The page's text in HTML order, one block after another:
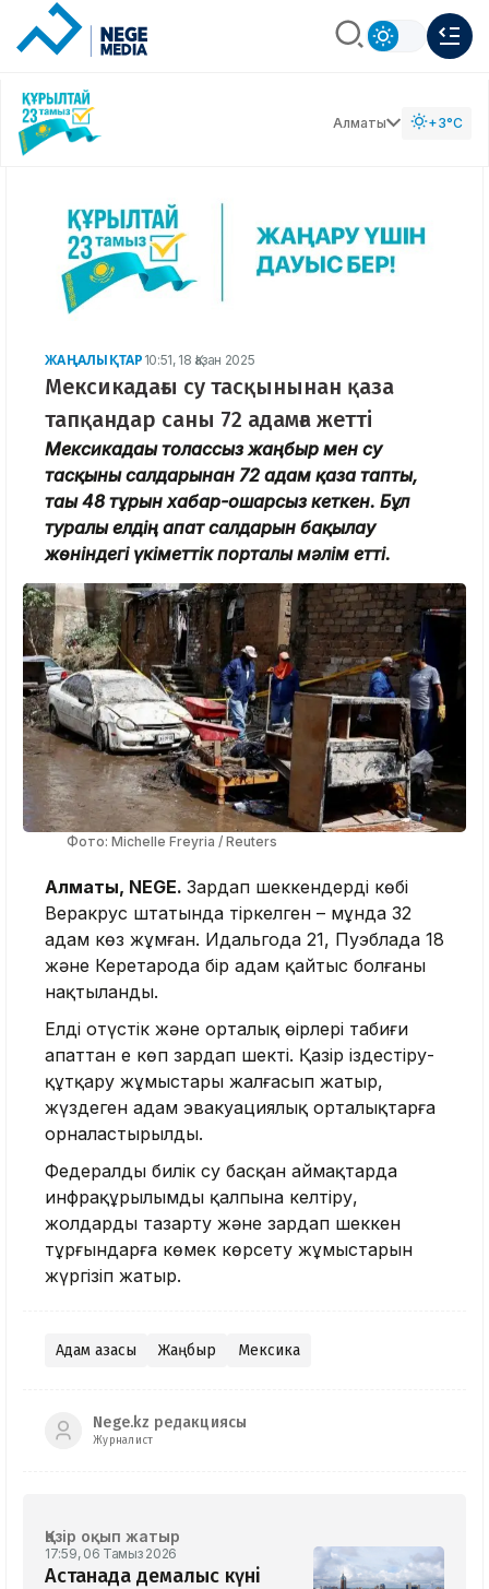
Алматы +3°C
ЖАҢАЛЫҚТАР 10:51, 18 Қазан 2025
Мексикадағы су тасқынынан қаза
тапқандар саны 72 адамға жетті
Мексикадағы толассыз жаңбыр мен су
тасқыны салдарынан 72 адам қаза тапты,
тағы 48 тұрғын хабар-ошарсыз кеткен. Бұл
туралы елдің апат салдарын бақылау
жөніндегі үкіметтік порталы мәлім етті.
Фото: Michelle Freyria / Reuters
Алматы, NEGE. Зардап шеккендердің көбі
Веракрус штатында тіркелген – мұнда 32
адам көз жұмған. Идальгода 21, Пуэблада 18
және Керетарода бір адам қайтыс болғаны
нақтыланды.
Елдің оңтүстік және орталық өңірлері табиғи
апаттан ең көп зардап шекті. Қазір іздестіру-
құтқару жұмыстары жалғасып жатыр,
жүздеген адам эвакуациялық орталықтарға
орналастырылды.
Федералды билік су басқан аймақтарда
инфрақұрылымды қалпына келтіру,
жолдарды тазарту және зардап шеккен
тұрғындарға көмек көрсету жұмыстарын
жүргізіп жатыр.
Адам қазасы Жаңбыр Мексика
Nege.kz редакциясы
Журналист
Қазір оқып жатыр
17:59, 06 Тамыз 2026
Астанада демалыс күні